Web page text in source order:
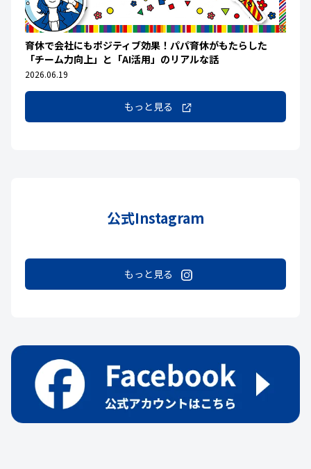
育休で会社にもポジティブ効果！パパ育休がもたらした
「チーム力向上」と「AI活用」のリアルな話
2026.06.19
もっと見る
公式Instagram
もっと見る